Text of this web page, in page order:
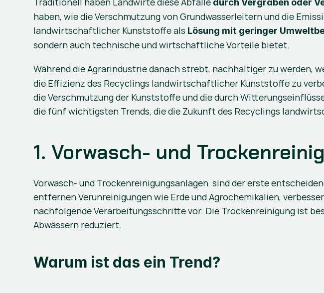
durch Vergraben oder
haben, wie die Verschmutzung von Grundwasserleitern und die
landwirtschaftlicher Kunststoffe als Lösung mit geringer
sondern auch technische und wirtschaftliche Vorteile bietet.
Während die Agrarindustrie danach strebt, nachhaltiger zu werden,
die Effizienz des Recyclings landwirtschaftlicher Kunststoffe zu
die Verschmutzung der Kunststoffe und die durch
die fünf wichtigsten Trends, die die Zukunft des Recyclings
1. Vorwasch- und
Vorwasch- und Trockenreinigungsanlagen  sind der erste
entfernen Verunreinigungen wie Erde und Agrochemikalien,
nachfolgende Verarbeitungsschritte vor. Die Trockenreinigung ist
Abwässern reduziert.
Warum ist das ein Trend?